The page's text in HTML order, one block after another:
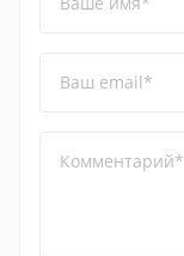
Ваш email*
Комментарий*